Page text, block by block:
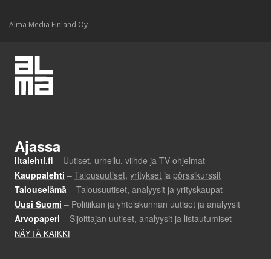
Alma Media Finland Oy